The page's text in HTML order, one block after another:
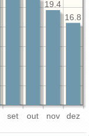
set out nov dez
16.8
19.4